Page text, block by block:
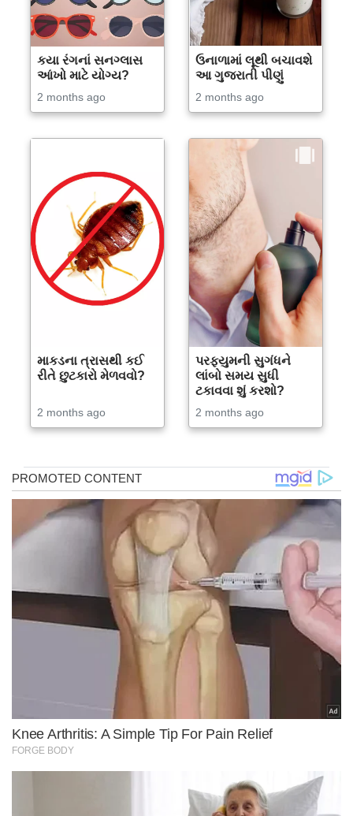
કયા રંગનાં સનગ્લાસ
આંખો માટે યોગ્ય?
2 months ago
ઉનાળામાં લૂથી બચાવશે
આ ગુજરાતી પીણું
2 months ago
માકડના ત્રાસથી કઈ
રીતે છુટકારો મેળવવો?
2 months ago
પરફ્યુમની સુગંધને
લાંબો સમય સુધી
ટકાવવા શું કરશો?
2 months ago